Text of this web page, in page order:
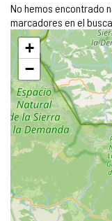
No hemos encontrado
marcadores en el
Saltar
mapa
+
−